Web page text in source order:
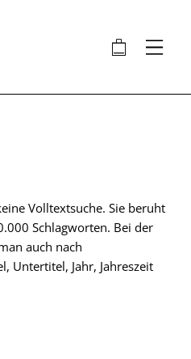
🛍 ⋮
Volltextsuche. Sie beruht
Schlagworten. Bei der
auch nach
Untertitel, Jahr, Jahreszeit